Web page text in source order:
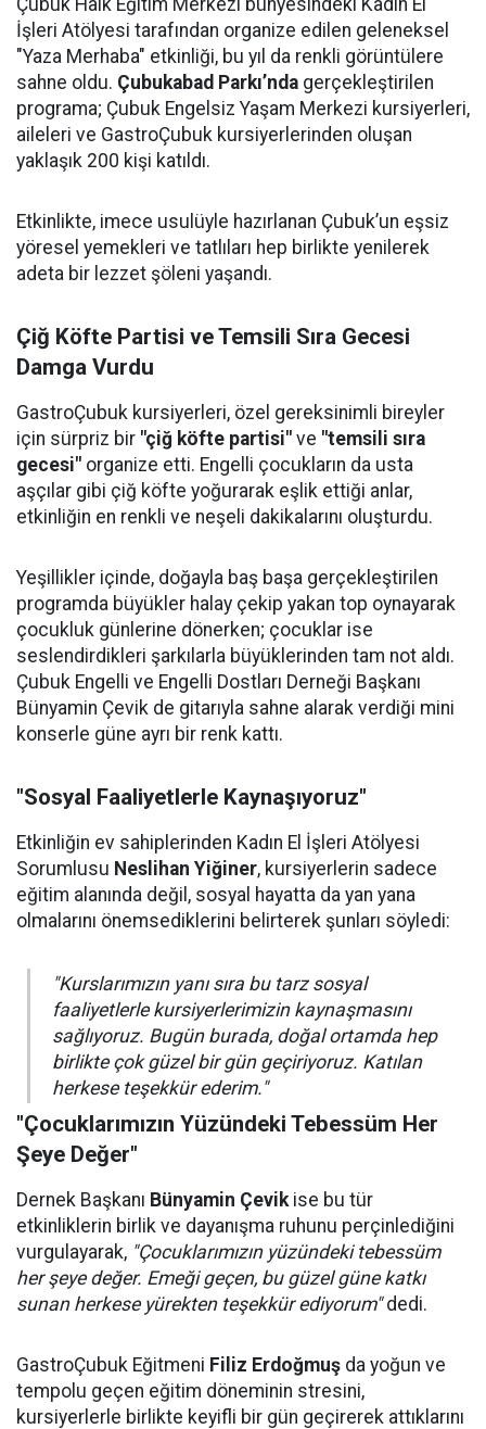
Çubuk Halk Eğitim Merkezi bünyesindeki Kadın El
İşleri Atölyesi tarafından organize edilen geleneksel
"Yaza Merhaba" etkinliği, bu yıl da renkli görüntülere
sahne oldu. Çubukabad Parkı’nda gerçekleştirilen
programa; Çubuk Engelsiz Yaşam Merkezi kursiyerleri,
aileleri ve GastroÇubuk kursiyerlerinden oluşan
yaklaşık 200 kişi katıldı.
Etkinlikte, imece usulüyle hazırlanan Çubuk’un eşsiz
yöresel yemekleri ve tatlıları hep birlikte yenilerek
adeta bir lezzet şöleni yaşandı.
Çiğ Köfte Partisi ve Temsili Sıra Gecesi
Damga Vurdu
GastroÇubuk kursiyerleri, özel gereksinimli bireyler
için sürpriz bir "çiğ köfte partisi" ve "temsili sıra
gecesi" organize etti. Engelli çocukların da usta
aşçılar gibi çiğ köfte yoğurarak eşlik ettiği anlar,
etkinliğin en renkli ve neşeli dakikalarını oluşturdu.
Yeşillikler içinde, doğayla baş başa gerçekleştirilen
programda büyükler halay çekip yakan top oynayarak
çocukluk günlerine dönerken; çocuklar ise
seslendirdikleri şarkılarla büyüklerinden tam not aldı.
Çubuk Engelli ve Engelli Dostları Derneği Başkanı
Bünyamin Çevik de gitarıyla sahne alarak verdiği mini
konserle güne ayrı bir renk kattı.
"Sosyal Faaliyetlerle Kaynaşıyoruz"
Etkinliğin ev sahiplerinden Kadın El İşleri Atölyesi
Sorumlusu Neslihan Yiğiner, kursiyerlerin sadece
eğitim alanında değil, sosyal hayatta da yan yana
olmalarını önemsediklerini belirterek şunları söyledi:
"Kurslarımızın yanı sıra bu tarz sosyal
faaliyetlerle kursiyerlerimizin kaynaşmasını
sağlıyoruz. Bugün burada, doğal ortamda hep
birlikte çok güzel bir gün geçiriyoruz. Katılan
herkese teşekkür ederim."
"Çocuklarımızın Yüzündeki Tebessüm Her
Şeye Değer"
Dernek Başkanı Bünyamin Çevikise bu tür
etkinliklerin birlik ve dayanışma ruhunu perçinlediğini
vurgulayarak, "Çocuklarımızın yüzündeki tebessüm
her şeye değer. Emeği geçen, bu güzel güne katkı
sunan herkese yürekten teşekkür ediyorum"dedi.
GastroÇubuk Eğitmeni Filiz Erdoğmuş da yoğun ve
tempolu geçen eğitim döneminin stresini,
kursiyerlerle birlikte keyifli bir gün geçirerek attıklarını